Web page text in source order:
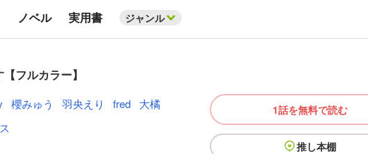
ノベル 実用書 ジャンル
フルカラー】
1話を無料で読む
推し本棚
櫻みゅう 羽央えり fred 大橘